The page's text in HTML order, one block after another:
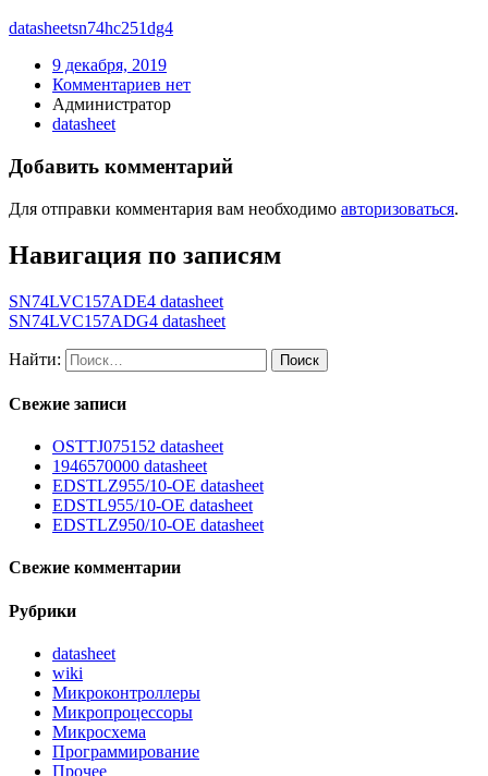
datasheetsn74hc251dg4
9 декабря, 2019
Комментариев нет
Администратор
datasheet
Добавить комментарий
Для отправки комментария вам необходимо авторизоваться.
Навигация по записям
SN74LVC157ADE4 datasheet
SN74LVC157ADG4 datasheet
Найти:
Свежие записи
OSTTJ075152 datasheet
1946570000 datasheet
EDSTLZ955/10-OE datasheet
EDSTL955/10-OE datasheet
EDSTLZ950/10-OE datasheet
Свежие комментарии
Рубрики
datasheet
wiki
Микроконтроллеры
Микропроцессоры
Микросхема
Программирование
Прочее